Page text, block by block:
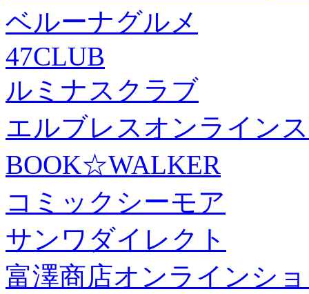
ベルーナグルメ
47CLUB
ルミナスクラブ
エルブレスオンライン
BOOK☆WALKER
コミックシーモア
サンワダイレクト
富澤商店オンラインシ